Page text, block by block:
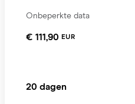
Onbeperkte data
€ 111,90 EUR
20 dagen